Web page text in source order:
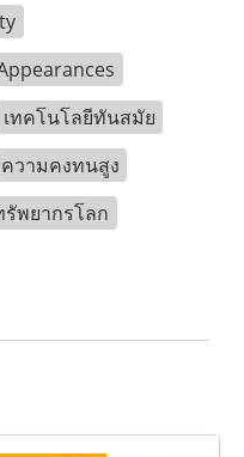
เทคโนโลยีทันสมัย
ความคงทนสูง
พยากรโลก